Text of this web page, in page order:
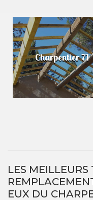
Charpentier 71
LES MEILLEURS
EUX DU